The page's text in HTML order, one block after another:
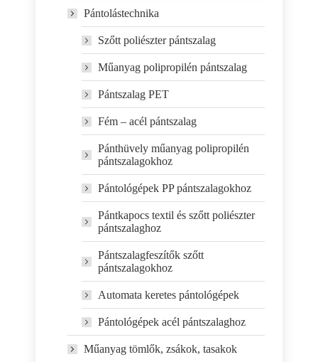
Pántolástechnika
Szőtt poliészter pántszalag
Műanyag polipropilén pántszalag
Pántszalag PET
Fém – acél pántszalag
Pánthüvely műanyag polipropilén
pántszalagokhoz
Pántológépek PP pántszalagokhoz
Pántkapocs textil és szőtt poliészter
pántszalaghoz
Pántszalagfeszítők szőtt
pántszalagokhoz
Automata keretes pántológépek
Pántológépek acél pántszalaghoz
Műanyag tömlők, zsákok, tasakok